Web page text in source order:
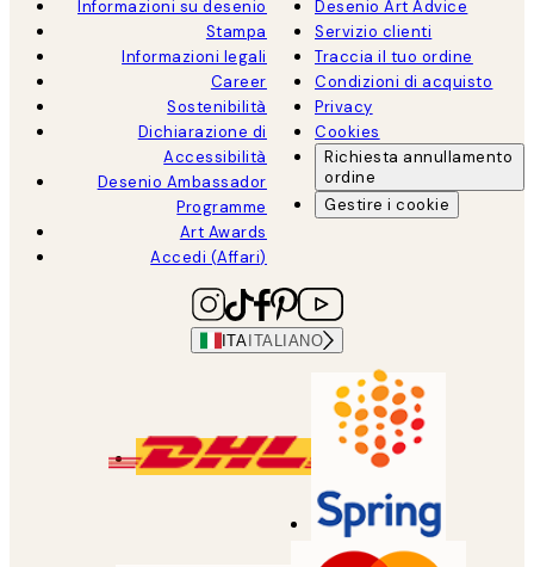
Informazioni su desenio
Stampa
Informazioni legali
Career
Sostenibilità
Dichiarazione di
Accessibilità
Desenio Ambassador
Programme
Art Awards
Accedi (Affari)
Desenio Art Advice
Servizio clienti
Traccia il tuo ordine
Condizioni di acquisto
Privacy
Cookies
Richiesta annullamento
ordine
Gestire i cookie
ITA ITALIANO